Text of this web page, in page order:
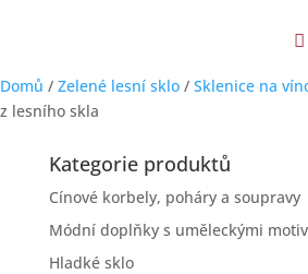
Domů / Zelené lesní sklo / Sklenice na
z lesního skla
Kategorie produktů
Cínové korbely, poháry a soupravy
Módní doplňky s uměleckými
Hladké sklo